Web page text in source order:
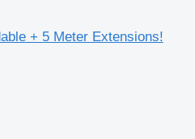
+ 5 Meter Extensions!